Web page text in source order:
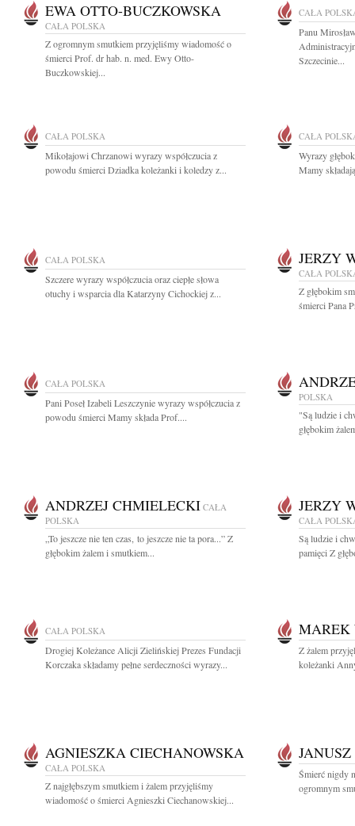
EWA OTTO-BUCZKOWSKA
CAŁA POLSKA
Z ogromnym smutkiem przyjęliśmy wiadomość o
śmierci Prof. dr hab. n. med. Ewy Otto-
Buczkowskiej...
CAŁA
Panu
Szczecinie...
CAŁA POLSKA
Mikołajowi Chrzanowi wyrazy współczucia z
powodu śmierci Dziadka koleżanki i koledzy z...
CAŁA
Wyrazy
Mamy
CAŁA POLSKA
Szczere wyrazy współczucia oraz ciepłe słowa
otuchy i wsparcia dla Katarzyny Cichockiej z...
JERZY
CAŁA
Z głębokim
śmierci Pana
CAŁA POLSKA
Pani Poseł Izabeli Leszczynie wyrazy współczucia z
powodu śmierci Mamy składa Prof....
POLSKA
"Są ludzie i
głębokim
ANDRZEJ CHMIELECKI CAŁA
POLSKA
„To jeszcze nie ten czas, to jeszcze nie ta pora...” Z
głębokim żalem i smutkiem...
JERZY
CAŁA
Są ludzie i
pamięci Z
CAŁA POLSKA
Drogiej Koleżance Alicji Zielińskiej Prezes Fundacji
Korczaka składamy pełne serdeczności wyrazy...
MAREK
Z żalem
koleżanki
AGNIESZKA CIECHANOWSKA
CAŁA POLSKA
Z najgłębszym smutkiem i żalem przyjęliśmy
wiadomość o śmierci Agnieszki Ciechanowskiej...
Śmierć nigdy
ogromnym